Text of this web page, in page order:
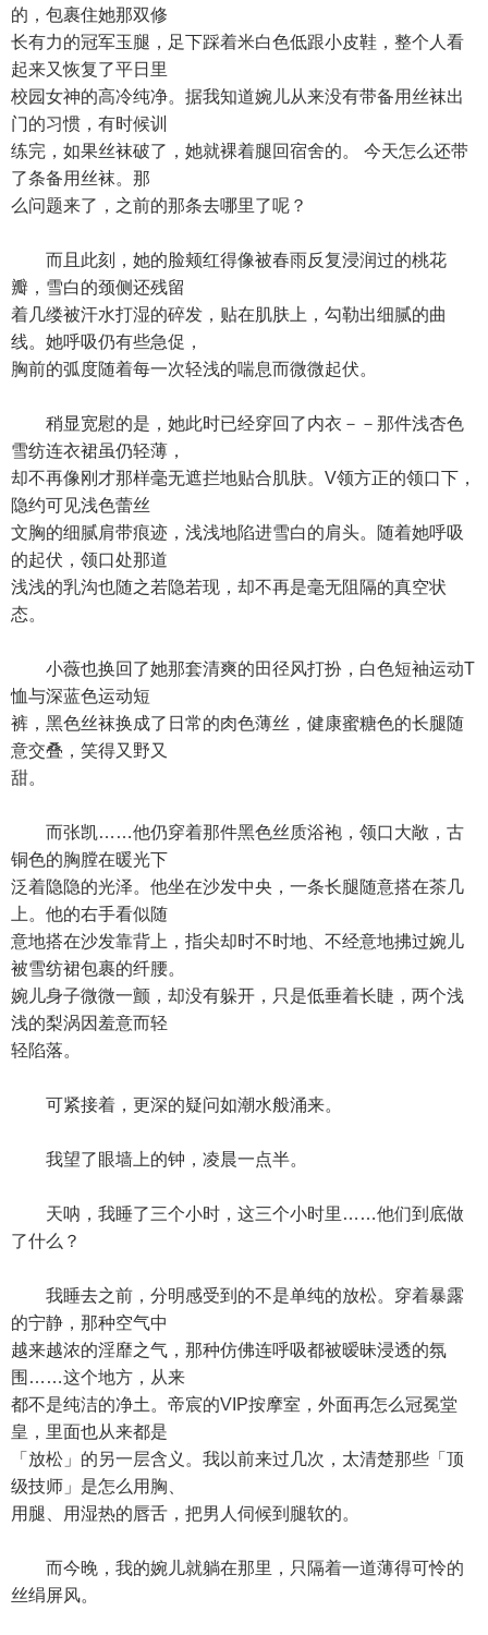
的，包裹住她那双修
长有力的冠军玉腿，足下踩着米白色低跟小皮鞋，整个人看
起来又恢复了平日里
校园女神的高冷纯净。据我知道婉儿从来没有带备用丝袜出
门的习惯，有时候训
练完，如果丝袜破了，她就裸着腿回宿舍的。 今天怎么还带
了条备用丝袜。那
么问题来了，之前的那条去哪里了呢？
而且此刻，她的脸颊红得像被春雨反复浸润过的桃花
瓣，雪白的颈侧还残留
着几缕被汗水打湿的碎发，贴在肌肤上，勾勒出细腻的曲
线。她呼吸仍有些急促，
胸前的弧度随着每一次轻浅的喘息而微微起伏。
稍显宽慰的是，她此时已经穿回了内衣－－那件浅杏色
雪纺连衣裙虽仍轻薄，
却不再像刚才那样毫无遮拦地贴合肌肤。V领方正的领口下，
隐约可见浅色蕾丝
文胸的细腻肩带痕迹，浅浅地陷进雪白的肩头。随着她呼吸
的起伏，领口处那道
浅浅的乳沟也随之若隐若现，却不再是毫无阻隔的真空状
态。
小薇也换回了她那套清爽的田径风打扮，白色短袖运动T
恤与深蓝色运动短
裤，黑色丝袜换成了日常的肉色薄丝，健康蜜糖色的长腿随
意交叠，笑得又野又
甜。
而张凯……他仍穿着那件黑色丝质浴袍，领口大敞，古
铜色的胸膛在暖光下
泛着隐隐的光泽。他坐在沙发中央，一条长腿随意搭在茶几
上。他的右手看似随
意地搭在沙发靠背上，指尖却时不时地、不经意地拂过婉儿
被雪纺裙包裹的纤腰。
婉儿身子微微一颤，却没有躲开，只是低垂着长睫，两个浅
浅的梨涡因羞意而轻
轻陷落。
可紧接着，更深的疑问如潮水般涌来。
我望了眼墙上的钟，凌晨一点半。
天呐，我睡了三个小时，这三个小时里……他们到底做
了什么？
我睡去之前，分明感受到的不是单纯的放松。穿着暴露
的宁静，那种空气中
越来越浓的淫靡之气，那种仿佛连呼吸都被暧昧浸透的氛
围……这个地方，从来
都不是纯洁的净土。帝宸的VIP按摩室，外面再怎么冠冕堂
皇，里面也从来都是
「放松」的另一层含义。我以前来过几次，太清楚那些「顶
级技师」是怎么用胸、
用腿、用湿热的唇舌，把男人伺候到腿软的。
而今晚，我的婉儿就躺在那里，只隔着一道薄得可怜的
丝绢屏风。